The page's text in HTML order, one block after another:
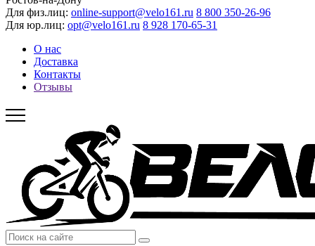
Для физ.лиц: online-support@velo161.ru 8 800 350-26-96
Для юр.лиц: opt@velo161.ru 8 928 170-65-31
О нас
Доставка
Контакты
Отзывы